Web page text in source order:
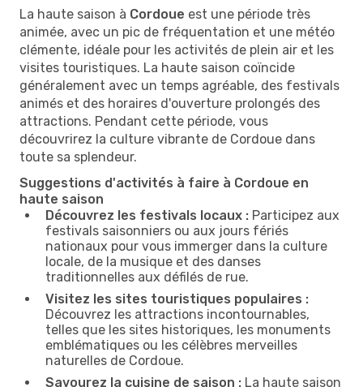
La haute saison à Cordoue est une période très
animée, avec un pic de fréquentation et une météo
clémente, idéale pour les activités de plein air et les
visites touristiques. La haute saison coïncide
généralement avec un temps agréable, des festivals
animés et des horaires d'ouverture prolongés des
attractions. Pendant cette période, vous
découvrirez la culture vibrante de Cordoue dans
toute sa splendeur.
Suggestions d'activités à faire à Cordoue en
haute saison
Découvrez les festivals locaux : Participez aux
festivals saisonniers ou aux jours fériés
nationaux pour vous immerger dans la culture
locale, de la musique et des danses
traditionnelles aux défilés de rue.
Visitez les sites touristiques populaires :
Découvrez les attractions incontournables,
telles que les sites historiques, les monuments
emblématiques ou les célèbres merveilles
naturelles de Cordoue.
Savourez la cuisine de saison : La haute saison